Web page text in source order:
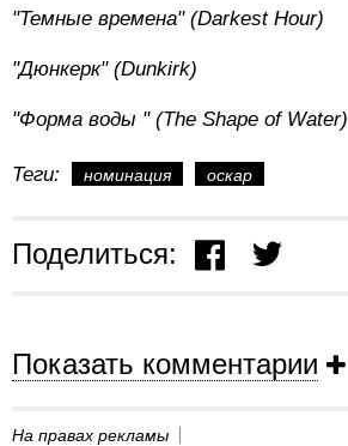
"Темные времена" (Darkest Hour)
"Дюнкерк" (Dunkirk)
"Форма воды " (The Shape of Water)
Теги: номинация оскар
Поделиться:
Показать комментарии
На правах рекламы